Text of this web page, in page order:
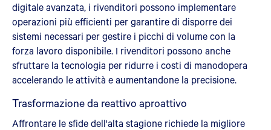
digitale avanzata, i rivenditori possono implementare
operazioni più efficienti per garantire di disporre dei
sistemi necessari per gestire i picchi di volume con la
forza lavoro disponibile. I rivenditori possono anche
sfruttare la tecnologia per ridurre i costi di manodopera
accelerando le attività e aumentandone la precisione.
Trasformazione da reattivo aproattivo
Affrontare le sfide dell'alta stagione richiede la migliore